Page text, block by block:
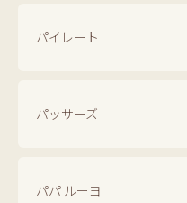
パイレート
パッサーズ
パパ ルーヨ